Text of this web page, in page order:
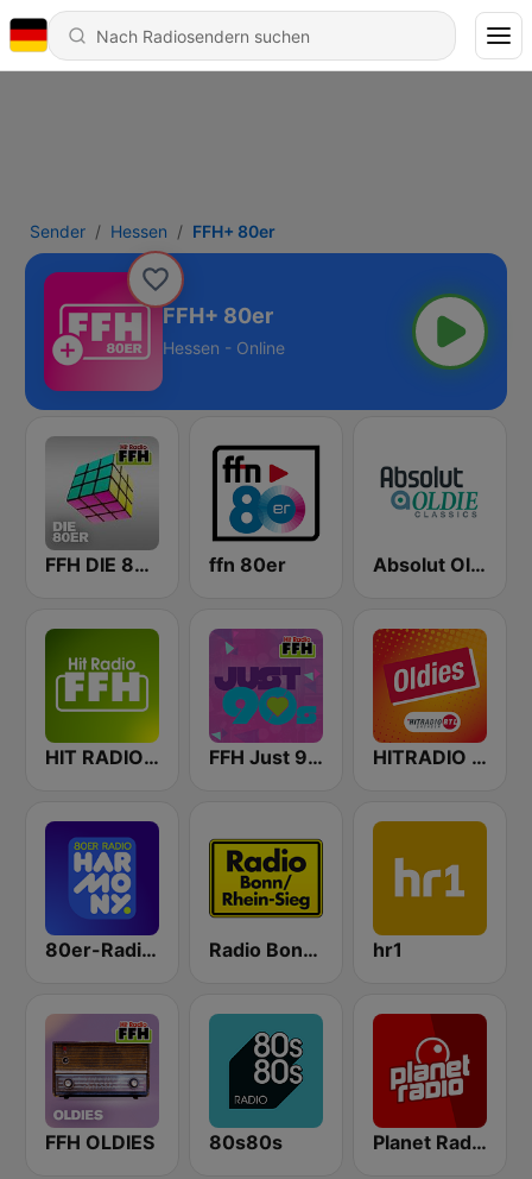
Sender Hessen FFH+ 80er
FFH+ 80er
Hessen - Online
FFH DIE 80ER ffn 80er Absolut Oldies Classics
HIT RADIO FFH FFH Just 90s HITRADIO RTL Oldies
80er-Radio harmony Radio Bonn / Rhein-Sieg 99.9 hr1
FFH OLDIES 80s80s Planet Radio